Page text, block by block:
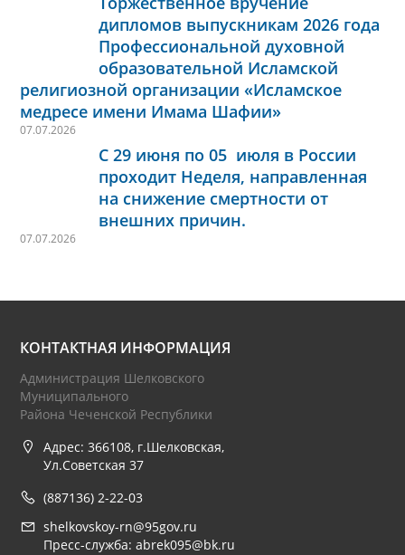
дипломов выпускникам 2026 года
Профессиональной духовной
образовательной Исламской
религиозной организации «Исламское
медресе имени Имама Шафии»
07.07.2026
С 29 июня по 05 июля в России
проходит Неделя, направленная
на снижение смертности от
внешних причин.
07.07.2026
КОНТАКТНАЯ ИНФОРМАЦИЯ
Администрация Шелковского
Муниципального
Района Чеченской Республики
Адрес: 366108, г.Шелковская,
Ул.Советская 37
(887136) 2-22-03
shelkovskoy-rn@95gov.ru
Пресс-служба: abrek095@bk.ru